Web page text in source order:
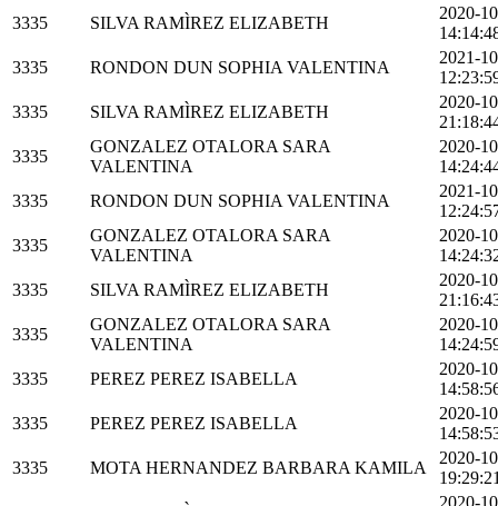
3335
SILVA RAMÌREZ ELIZABETH
2020-
3335
RONDON DUN SOPHIA VALENTINA
2021-
3335
SILVA RAMÌREZ ELIZABETH
2020-
3335
GONZALEZ OTALORA SARA
VALENTINA
2020-
3335
RONDON DUN SOPHIA VALENTINA
2021-
3335
GONZALEZ OTALORA SARA
VALENTINA
2020-
3335
SILVA RAMÌREZ ELIZABETH
2020-
3335
GONZALEZ OTALORA SARA
VALENTINA
2020-
3335
PEREZ PEREZ ISABELLA
2020-
3335
PEREZ PEREZ ISABELLA
2020-
3335
MOTA HERNANDEZ BARBARA KAMILA
2020-